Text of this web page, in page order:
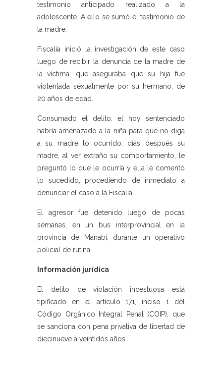
testimonio anticipado realizado a la
adolescente. A ello se sumó el testimonio de
la madre.
Fiscalía inició la investigación de este caso
luego de recibir la denuncia de la madre de
la víctima, que aseguraba que su hija fue
violentada sexualmente por su hermano, de
20 años de edad.
Consumado el delito, el hoy sentenciado
habría amenazado a la niña para que no diga
a su madre lo ocurrido, días después su
madre, al ver extraño su comportamiento, le
preguntó lo que le ocurría y ella le comentó
lo sucedido, procediendo de inmediato a
denunciar el caso a la Fiscalía.
El agresor fue detenido luego de pocas
semanas, en un bus interprovincial en la
provincia de Manabí, durante un operativo
policial de rutina.
Información jurídica
El delito de violación incestuosa está
tipificado en el artículo 171, inciso 1 del
Código Orgánico Integral Penal (COIP), que
se sanciona con pena privativa de libertad de
diecinueve a veintidós años.